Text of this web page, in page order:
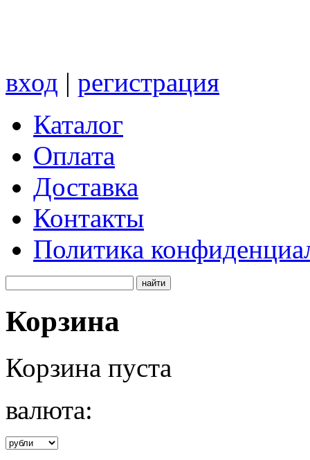
вход | регистрация
Каталог
Оплата
Доставка
Контакты
Политика
Корзина
Корзина пуста
валюта: